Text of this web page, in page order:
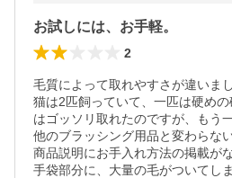
お試しには、お手軽。
2
毛質によって取れやすさが違いまし
猫は2匹飼っていて、一匹は硬め
はゴッソリ取れたのですが、もう
他のブラッシング用品と変わらな
商品説明にお手入れ方法の掲載が
手袋部分に、大量の毛がついてし